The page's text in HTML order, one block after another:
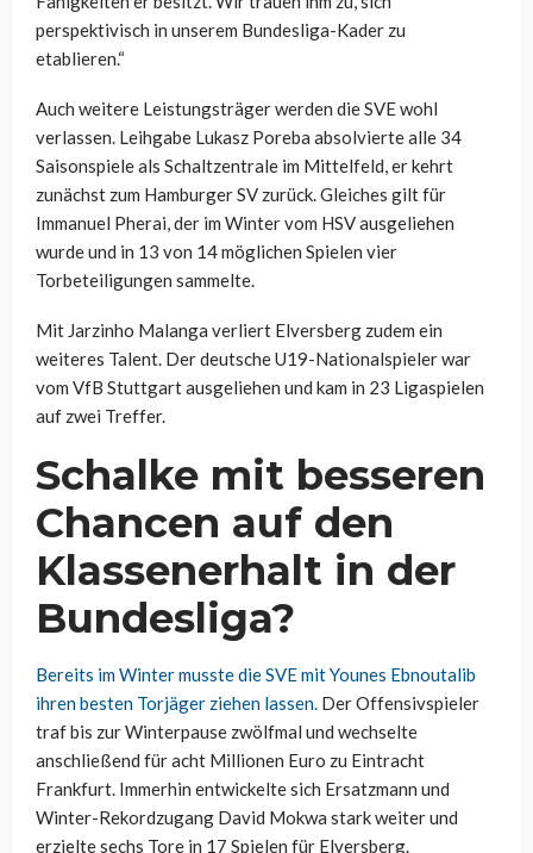
perspektivisch in unserem Bundesliga-Kader zu
etablieren.“
Auch weitere Leistungsträger werden die SVE wohl
verlassen. Leihgabe Lukasz Poreba absolvierte alle 34
Saisonspiele als Schaltzentrale im Mittelfeld, er kehrt
zunächst zum Hamburger SV zurück. Gleiches gilt für
Immanuel Pherai, der im Winter vom HSV ausgeliehen
wurde und in 13 von 14 möglichen Spielen vier
Torbeteiligungen sammelte.
Mit Jarzinho Malanga verliert Elversberg zudem ein
weiteres Talent. Der deutsche U19-Nationalspieler war
vom VfB Stuttgart ausgeliehen und kam in 23 Ligaspielen
auf zwei Treffer.
Schalke mit besseren
Chancen auf den
Klassenerhalt in der
Bundesliga?
Bereits im Winter musste die SVE mit Younes Ebnoutalib
ihren besten Torjäger ziehen lassen. Der Offensivspieler
traf bis zur Winterpause zwölfmal und wechselte
anschließend für acht Millionen Euro zu Eintracht
Frankfurt. Immerhin entwickelte sich Ersatzmann und
Winter-Rekordzugang David Mokwa stark weiter und
erzielte sechs Tore in 17 Spielen für Elversberg.